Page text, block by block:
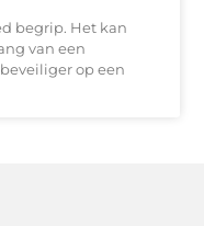
begrip. Het kan
van een
op een